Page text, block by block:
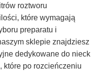
roztworu
które wymagają
preparatu i
sklepie znajdziesz
dedykowane do nieck
które po rozcieńczeniu